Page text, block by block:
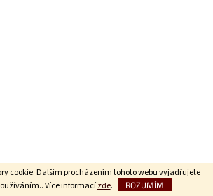
cookie. Dalším procházením tohoto webu vyjadřujete
Více informacízde. ROZUMÍM